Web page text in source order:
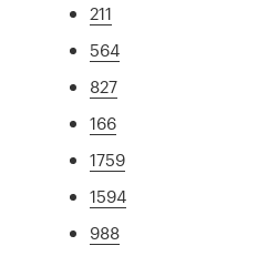
211
564
827
166
1759
1594
988